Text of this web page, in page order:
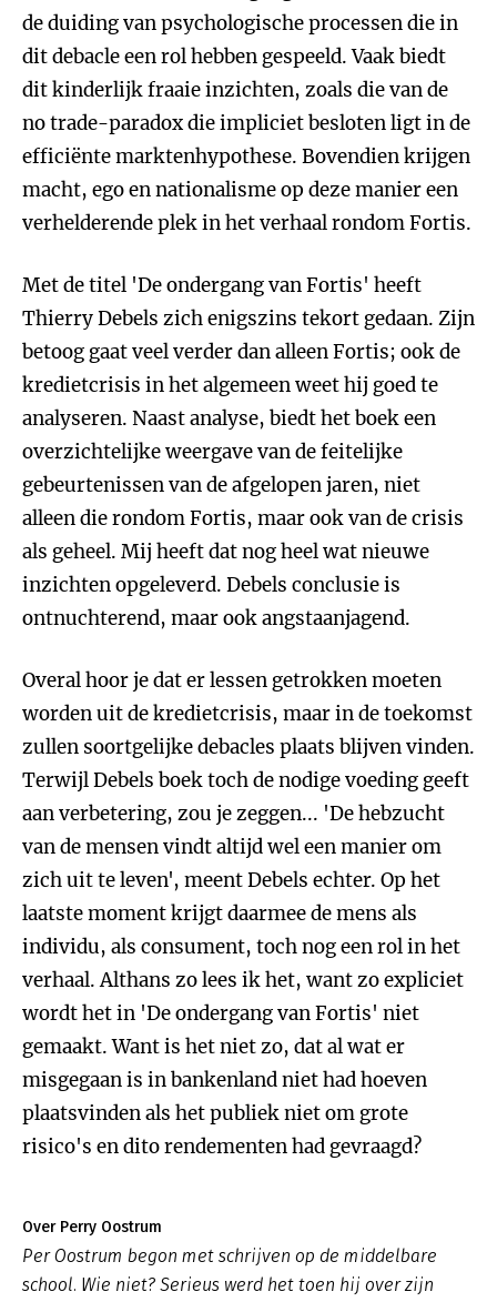
de duiding van psychologische processen die in
dit debacle een rol hebben gespeeld. Vaak biedt
dit kinderlijk fraaie inzichten, zoals die van de
no trade-paradox die impliciet besloten ligt in de
efficiënte marktenhypothese. Bovendien krijgen
macht, ego en nationalisme op deze manier een
verhelderende plek in het verhaal rondom Fortis.
Met de titel 'De ondergang van Fortis' heeft
Thierry Debels zich enigszins tekort gedaan. Zijn
betoog gaat veel verder dan alleen Fortis; ook de
kredietcrisis in het algemeen weet hij goed te
analyseren. Naast analyse, biedt het boek een
overzichtelijke weergave van de feitelijke
gebeurtenissen van de afgelopen jaren, niet
alleen die rondom Fortis, maar ook van de crisis
als geheel. Mij heeft dat nog heel wat nieuwe
inzichten opgeleverd. Debels conclusie is
ontnuchterend, maar ook angstaanjagend.
Overal hoor je dat er lessen getrokken moeten
worden uit de kredietcrisis, maar in de toekomst
zullen soortgelijke debacles plaats blijven vinden.
Terwijl Debels boek toch de nodige voeding geeft
aan verbetering, zou je zeggen... 'De hebzucht
van de mensen vindt altijd wel een manier om
zich uit te leven', meent Debels echter. Op het
laatste moment krijgt daarmee de mens als
individu, als consument, toch nog een rol in het
verhaal. Althans zo lees ik het, want zo expliciet
wordt het in 'De ondergang van Fortis' niet
gemaakt. Want is het niet zo, dat al wat er
misgegaan is in bankenland niet had hoeven
plaatsvinden als het publiek niet om grote
risico's en dito rendementen had gevraagd?
Over Perry Oostrum
Per Oostrum begon met schrijven op de middelbare
school. Wie niet? Serieus werd het toen hij over zijn